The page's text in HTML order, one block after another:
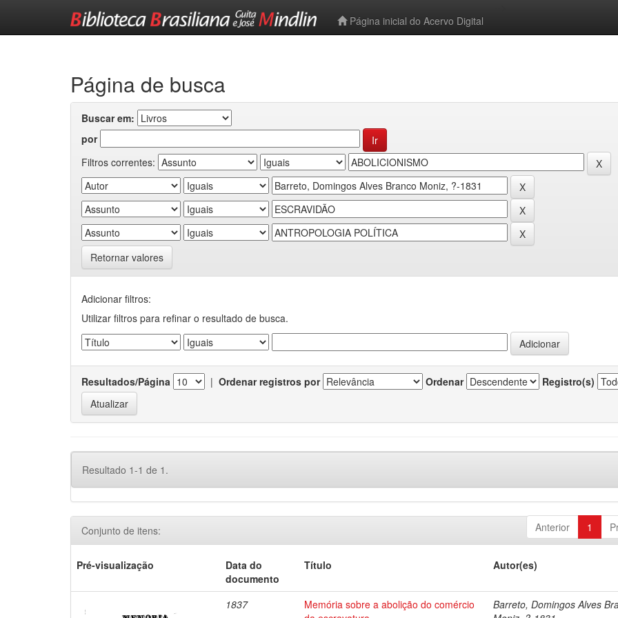
Página inicial do Acervo Digital
Página de busca
Buscar em:
por
Filtros correntes:
Retornar valores
Adicionar filtros:
Utilizar filtros para refinar o resultado de busca.
Resultados/Página | Ordenar registros por Ordenar Registro(s)
Resultado 1-1 de 1.
Anterior 1
Conjunto de itens:
Pré-visualização
Data do
documento
Título Autor(es)
1837
Memória sobre a abolição do comércio
Barreto, Domingos Alves